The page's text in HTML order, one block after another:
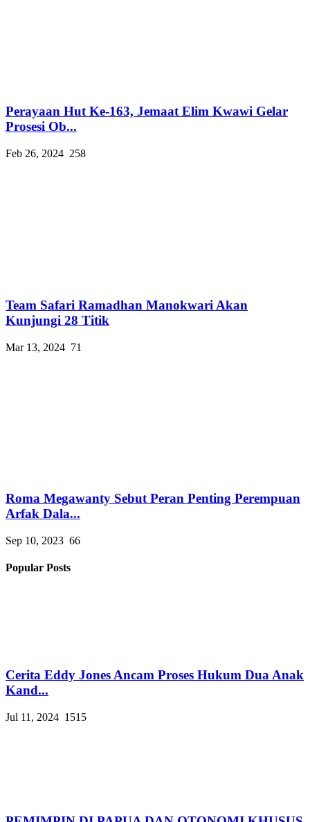
Perayaan Hut Ke-163, Jemaat Elim Kwawi Gelar
Prosesi Ob...
Feb 26, 2024 258
Team Safari Ramadhan Manokwari Akan
Kunjungi 28 Titik
Mar 13, 2024 71
Roma Megawanty Sebut Peran Penting Perempuan
Arfak Dala...
Sep 10, 2023 66
Popular Posts
Cerita Eddy Jones Ancam Proses Hukum Dua Anak
Kand...
Jul 11, 2024 1515